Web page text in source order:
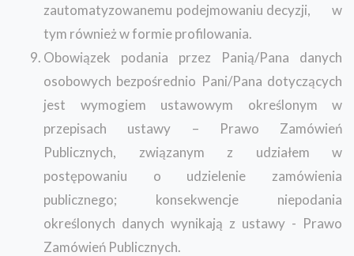
zautomatyzowanemu podejmowaniu decyzji, w
tym również w formie profilowania.
Obowiązek podania przez Panią/Pana danych
osobowych bezpośrednio Pani/Pana dotyczących
jest wymogiem ustawowym określonym w
przepisach ustawy – Prawo Zamówień
Publicznych, związanym z udziałem w
postępowaniu o udzielenie zamówienia
publicznego; konsekwencje niepodania
określonych danych wynikają z ustawy - Prawo
Zamówień Publicznych.